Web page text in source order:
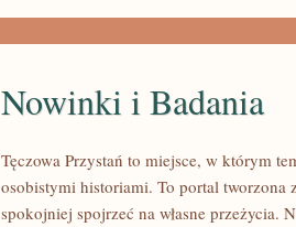
Nowinki i Badania
Tęczowa Przystań to miejsce, w którym
osobistymi historiami. To portal tworzona
spokojniej spojrzeć na własne przeżycia.